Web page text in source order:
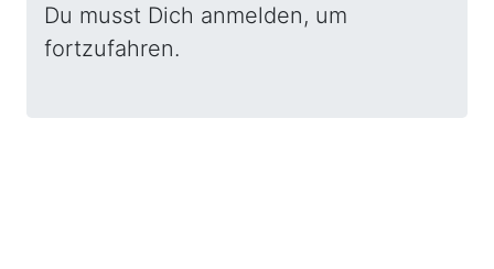
Du musst Dich anmelden, um
fortzufahren.